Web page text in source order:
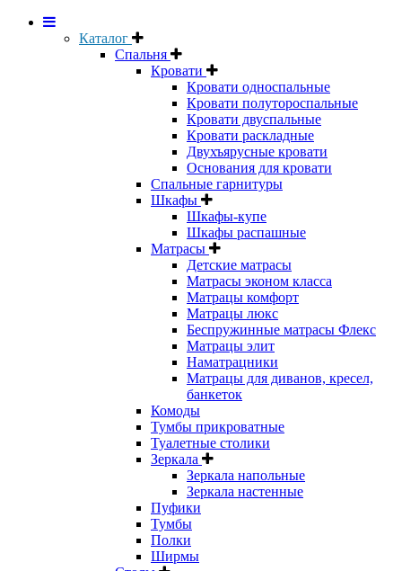
Каталог
Спальня
Кровати
Кровати односпальные
Кровати полутороспальные
Кровати двуспальные
Кровати раскладные
Двухъярусные кровати
Основания для кровати
Спальные гарнитуры
Шкафы
Шкафы-купе
Шкафы распашные
Матрасы
Детские матрасы
Матрасы эконом класса
Матрацы комфорт
Матрацы люкс
Беспружинные матрасы Флекс
Матрацы элит
Наматрацники
Матрацы для диванов, кресел,
банкеток
Комоды
Тумбы прикроватные
Туалетные столики
Зеркала
Зеркала напольные
Зеркала настенные
Пуфики
Тумбы
Полки
Ширмы